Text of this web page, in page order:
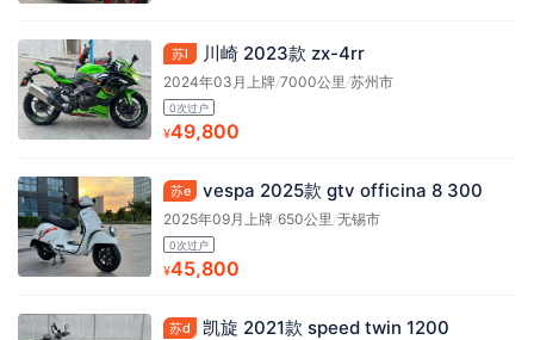
苏l 川崎 2023款 zx-4rr
2024年03月上牌/7000公里/苏州市
0次过户
¥49,800
苏e vespa 2025款 gtv officina 8 300
2025年09月上牌/650公里/无锡市
0次过户
¥45,800
苏d 凯旋 2021款 speed twin 1200